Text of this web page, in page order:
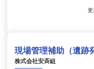
更
現場管理補助（遺跡
株式会社安斉組